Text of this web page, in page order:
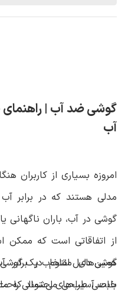
گوشی ضد آب | راهنمای
آب
امروزه بسیاری از کاربران
مدلی هستند که در برابر
گوشی در آب، باران
از اتفاقاتی است که
همین دلیل انتخاب یک
بابت آسیب‌های احتمالی
گوشی‌های مقاوم در برابر
خاصی طراحی می‌شوند که